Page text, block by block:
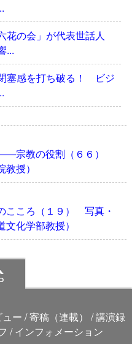
花の会」が代表世話人
...
塞感を打ち破る！ ビジ
宗教の役割（６６）
授）
ころ（１９） 写真・
化学部教授）
ー 寄稿（連載）
講演録
インフォメーション